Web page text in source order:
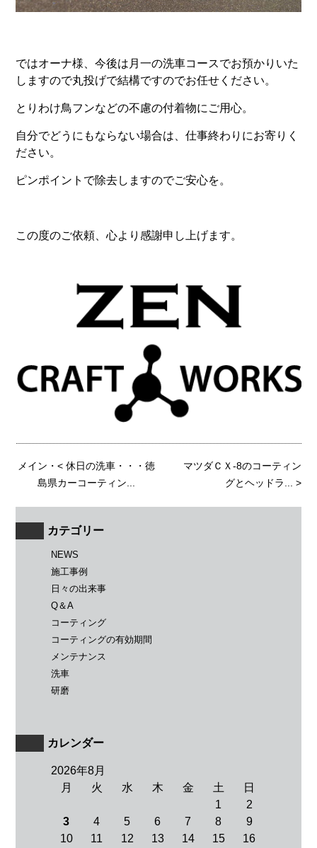
ではオーナ様、今後は月一の洗車コースでお預かりいた
しますので丸投げで結構ですのでお任せください。
とりわけ鳥フンなどの不慮の付着物にご用心。
自分でどうにもならない場合は、仕事終わりにお寄りく
ださい。
ピンポイントで除去しますのでご安心を。
この度のご依頼、心より感謝申し上げます。
メイン ・< 休日の洗車・・・徳
島県カーコーティン...
マツダＣＸ-8のコーティン
グとヘッドラ... >
カテゴリー
NEWS
施工事例
日々の出来事
Q＆A
コーティング
コーティングの有効期間
メンテナンス
洗車
研磨
カレンダー
2026年8月
月
火 水 木 金 土
日
1
2
3
4 5 6 7 8
9
10
11 12 13 14 15
16